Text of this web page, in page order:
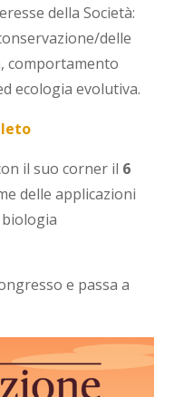
della Società:
delle
comportamento
ecologia evolutiva.
il suo corner il 6
delle applicazioni
e passa a